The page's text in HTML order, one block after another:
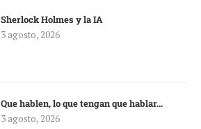
Sherlock Holmes y la IA
3 agosto, 2026
Que hablen, lo que tengan que hablar…
3 agosto, 2026